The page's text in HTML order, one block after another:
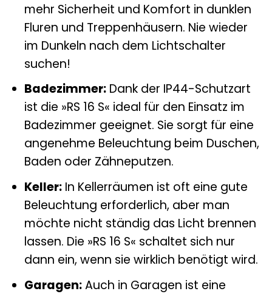
mehr Sicherheit und Komfort in dunklen
Fluren und Treppenhäusern. Nie wieder
im Dunkeln nach dem Lichtschalter
suchen!
Badezimmer:Dank der IP44-Schutzart
ist die »RS 16 S« ideal für den Einsatz im
Badezimmer geeignet. Sie sorgt für eine
angenehme Beleuchtung beim Duschen,
Baden oder Zähneputzen.
Keller:In Kellerräumen ist oft eine gute
Beleuchtung erforderlich, aber man
möchte nicht ständig das Licht brennen
lassen. Die »RS 16 S« schaltet sich nur
dann ein, wenn sie wirklich benötigt wird.
Garagen:Auch in Garagen ist eine